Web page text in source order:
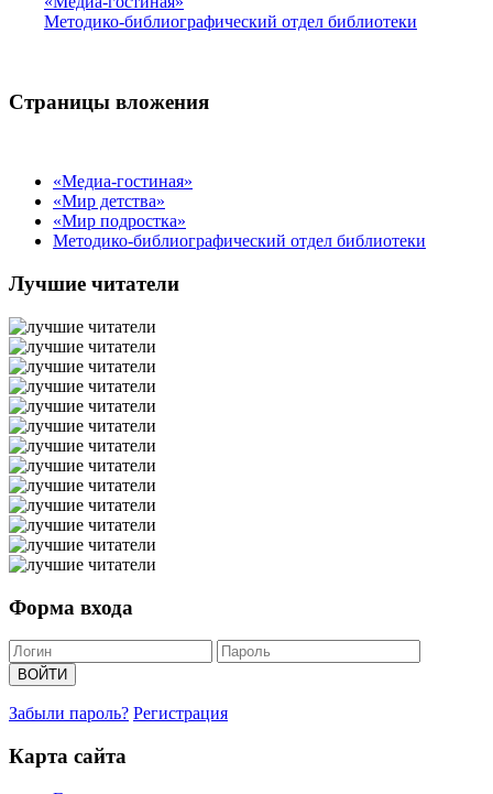
Методико-библиографический отдел библиотеки
Страницы вложения
«Медиа-гостиная»
«Мир детства»
«Мир подростка»
Методико-библиографический отдел библиотеки
Лучшие читатели
Форма входа
Забыли пароль? Регистрация
Карта сайта